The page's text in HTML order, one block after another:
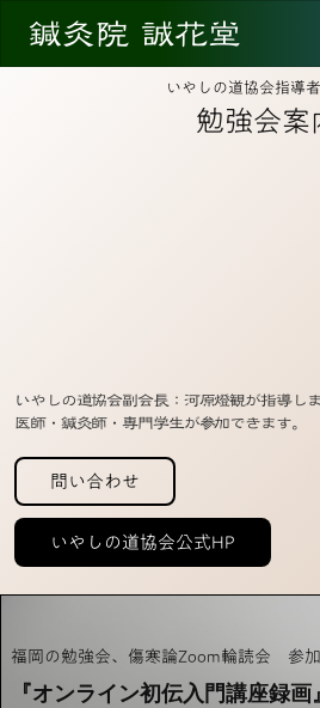
いやしの道協会副会長：河原燈観が指導しま
医師・鍼灸師・専門学生が参加できます。
問い合わせ
いやしの道協会公式HP
勉強会案
いやしの道協会指導
鍼灸院 誠花堂
福岡の勉強会、傷寒論Zoom輪読会 参
『オンライン初伝入門講座録画』